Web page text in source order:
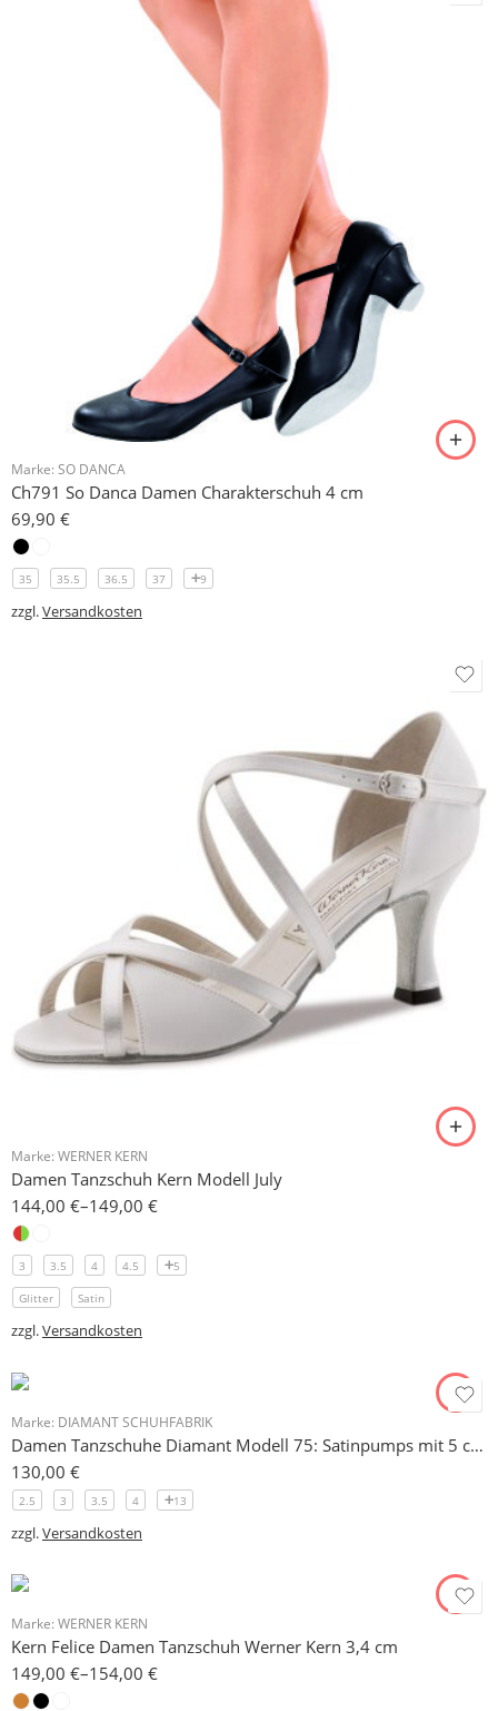
Marke: SO DANCA
Ch791 So Danca Damen Charakterschuh 4 cm
69,90 €
35 35.5 36.5 37 9
zzgl.Versandkosten
Marke: WERNER KERN
Damen Tanzschuh Kern Modell July
144,00 €–149,00 €
3 3.5 4 4.5 5
Glitter Satin
zzgl.Versandkosten
Marke: DIAMANT SCHUHFABRIK
Damen Tanzschuhe Diamant Modell 75: Satinpumps mit 5 cm Absatz, einfärbbar
130,00 €
2.5 3 3.5 4 13
zzgl.Versandkosten
Marke: WERNER KERN
Kern Felice Damen Tanzschuh Werner Kern 3,4 cm
149,00 €–154,00 €